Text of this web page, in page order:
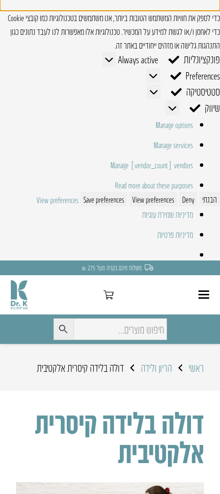
כדי לספק את חוויות המשתמש הטובות ביותר, אנו משתמשים בטכנולוגיות כמו קובצי Cookie
כדי לאחסן ו/או לגשת למידע על המכשיר. טכנולוגיות אלו מאפשרות לנו לעבד נתונים כגון
התנהגות גלישה או מזהים ייחודיים באתר זה.
פונקציונליות פונקציונליות
Always active
Preferences
Preferences
סטטיסטיקה
סטטיסטיקה
שיווק
שיווק
Manage options
Manage services
Manage {vendor_count} vendors
Read more about these purposes
הבנתי
Deny
View preferences
Save preferences
View preferences
מדיניות שמירת עוגיות
מדיניות פרטיות
משלוח חינם בקניה מעל 275 ₪
ראשי הריון ולידה דולה בלידה קיסרית אלקטיבית
דולה בלידה קיסרית
אלקטיבית